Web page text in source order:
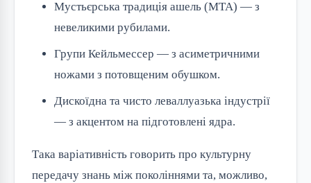
Мустьєрська традиція ашель (MTA) — з
невеликими рубилами.
Групи Кейльмессер — з асиметричними
ножами з потовщеним обушком.
Дискоїдна та чисто леваллуазька індустрії
— з акцентом на підготовлені ядра.
Така варіативність говорить про культурну
передачу знань між поколіннями та, можливо,